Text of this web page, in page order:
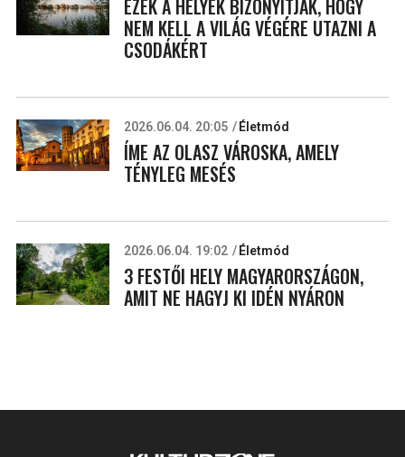
EZEK A HELYEK BIZONYÍTJÁK, HOGY
NEM KELL A VILÁG VÉGÉRE UTAZNI A
CSODÁKÉRT
2026.06.04. 20:05 Életmód
ÍME AZ OLASZ VÁROSKA, AMELY
TÉNYLEG MESÉS
2026.06.04. 19:02 Életmód
3 FESTŐI HELY MAGYARORSZÁGON,
AMIT NE HAGYJ KI IDÉN NYÁRON